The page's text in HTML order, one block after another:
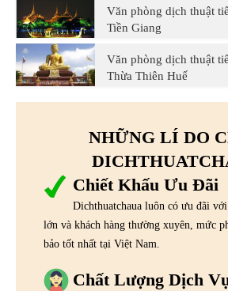
Văn phòng dịch thuật
Tiền Giang
Văn phòng dịch thuật
Thừa Thiên Huế
NHỮNG LÍ DO
Chiết Khấu Ưu Đãi
Dichthuatchaua luôn có ưu đãi
lớn và khách hàng thường xuyên, mức
bảo tốt nhất tại Việt Nam.
Chất Lượng Dịch